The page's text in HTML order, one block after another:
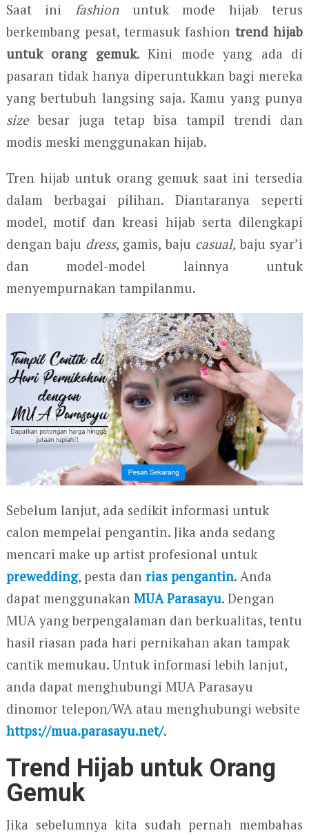
Saat ini fashion untuk mode hijab terus
berkembang pesat, termasuk fashiontrend hijab
untuk orang gemuk. Kini mode yang ada di
pasaran tidak hanya diperuntukkan bagi mereka
yang bertubuh langsing saja. Kamu yang punya
sizebesar juga tetap bisa tampil trendi dan
modis meski menggunakan hijab.
Tren hijab untuk orang gemuk saat ini tersedia
dalam berbagai pilihan. Diantaranya seperti
model, motif dan kreasi hijab serta dilengkapi
dengan baju dress, gamis, baju casual,baju syar’i
dan model-model lainnya untuk
menyempurnakan tampilanmu.
Sebelum lanjut, ada sedikit informasi untuk
calon mempelai pengantin. Jika anda sedang
mencari make up artist profesional untuk
prewedding, pesta dan rias pengantin. Anda
dapat menggunakan MUA Parasayu. Dengan
MUA yang berpengalaman dan berkualitas, tentu
hasil riasan pada hari pernikahan akan tampak
cantik memukau. Untuk informasi lebih lanjut,
anda dapat menghubungi MUA Parasayu
dinomor telepon/WA atau menghubungi website
https://mua.parasayu.net/.
Trend Hijab untuk Orang
Gemuk
Jika sebelumnya kita sudah pernah membahas